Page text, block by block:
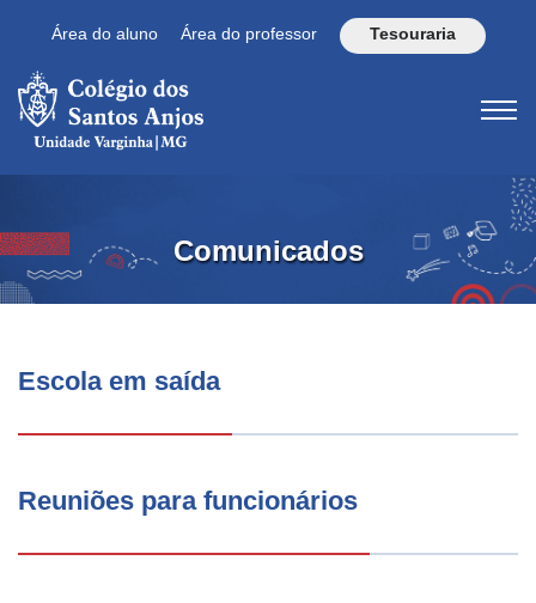
Área do aluno Área do professor Tesouraria
Comunicados
Escola em saída
Reuniões para funcionários